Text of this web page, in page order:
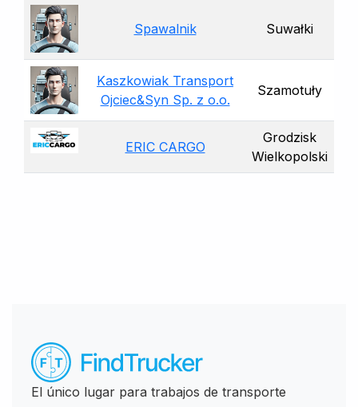
Spawalnik Suwałki
Kaszkowiak Transport
Ojciec&Syn Sp. z o.o.
Szamotuły
ERIC CARGO
Grodzisk
Wielkopolski
El único lugar para trabajos de transporte